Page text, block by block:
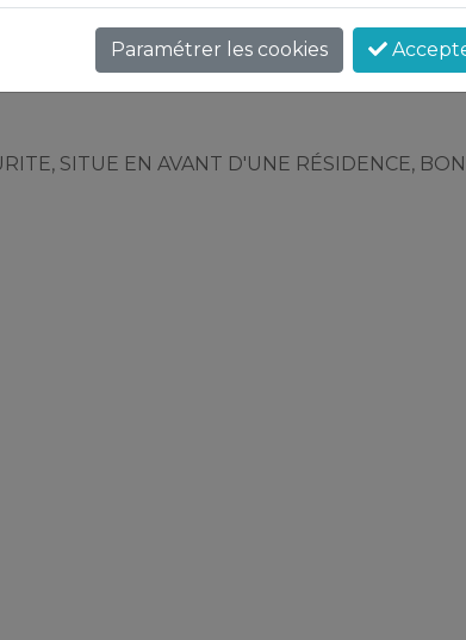
SITUE EN AVANT D'UNE RÉSIDENCE,
Paramétrer les cookies